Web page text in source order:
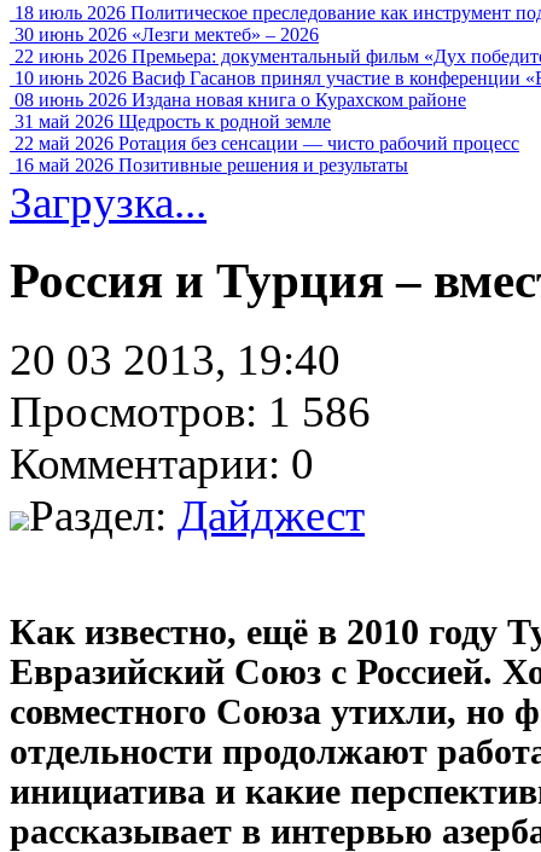
18 июль 2026 Политическое преследование как инструмент
30 июнь 2026 «Лезги мектеб» – 2026
22 июнь 2026 Премьера: документальный фильм «Дух
10 июнь 2026 Васиф Гасанов принял участие в конференции
08 июнь 2026 Издана новая книга о Курахском районе
31 май 2026 Щедрость к родной земле
22 май 2026 Ротация без сенсации — чисто рабочий процесс
16 май 2026 Позитивные решения и результаты
Загрузка...
Россия и Турция –
20 03 2013, 19:40
Просмотров: 1 586
Комментарии: 0
Раздел: Дайджест
Как известно, ещё в 2010 году
Евразийский Союз с Россией.
совместного Союза утихли, но
отдельности продолжают
инициатива и какие
рассказывает в интервью